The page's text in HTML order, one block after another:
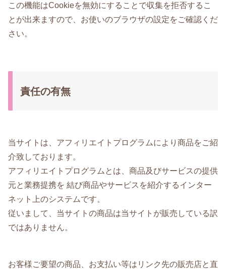
この機能はCookieを無効にすることで収集を拒否するこ
とが出来ますので、お使いのブラウザの設定をご確認くだ
さい。
責任の有無
当サイトは、アフィリエイトプログラムにより商品をご紹
介致しております。
アフィリエイトプログラムとは、商品及びサービスの提供
元と業務提携を 結び商品やサービスを紹介するインター
ネット上のシステムです。
従いまして、当サイトの商品は当サイトが販売している訳
ではありません。
お客様ご要望の商品、お支払い等はリンク先の販売店と直